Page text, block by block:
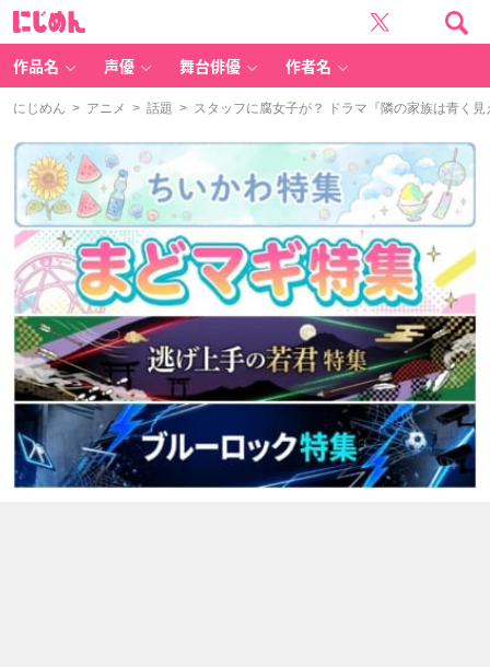
作品名 声優 舞台俳優 作者名
にじめん > アニメ > 話題 > スタッフに腐女子が？ ドラマ『隣の家族は青く